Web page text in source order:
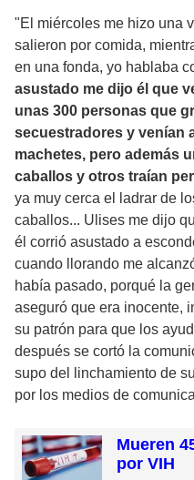
"El miércoles me hizo una
salieron por comida,
en una fonda, yo hablaba
asustado me dijo él que
unas 300 personas que
secuestradores y venían
machetes, pero además
caballos y otros traían
ya muy cerca el ladrar de
caballos... Ulises me dijo
él corrió asustado a
cuando llorando me
había pasado, porqué la
aseguró que era inocente,
su patrón para que los
después se cortó la
supo del linchamiento de
por los medios de
Mueren
por VIH